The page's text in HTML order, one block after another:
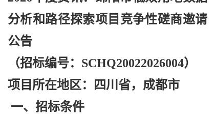
分析和路径探索项目竞争性磋商邀请
公告
（招标编号： SCHQ20022026004）
项目所在地区：四川省，成都市
一、招标条件